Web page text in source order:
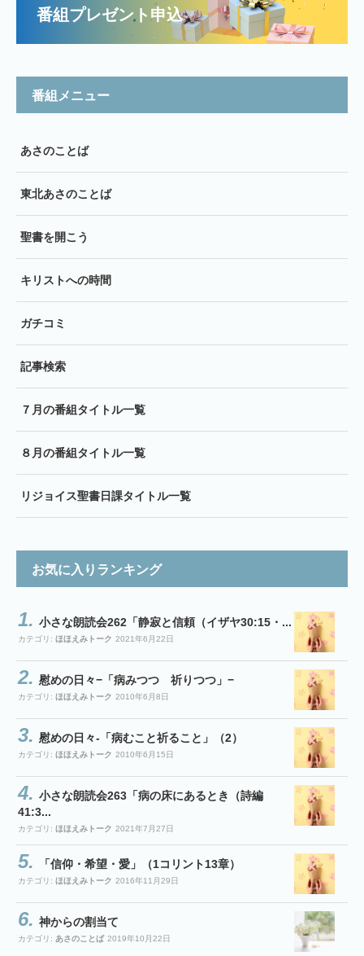
番組プレゼント申込
番組メニュー
あさのことば
東北あさのことば
聖書を開こう
キリストへの時間
ガチコミ
記事検索
７月の番組タイトル一覧
８月の番組タイトル一覧
リジョイス聖書日課タイトル一覧
お気に入りランキング
小さな朗読会262「静寂と信頼（イザヤ30:15・...
カテゴリ: ほほえみトーク 2021年6月22日
慰めの日々−「病みつつ 祈りつつ」−
カテゴリ: ほほえみトーク 2010年6月8日
慰めの日々-「病むこと祈ること」（2）
カテゴリ: ほほえみトーク 2010年6月15日
小さな朗読会263「病の床にあるとき（詩編
41:3...
カテゴリ: ほほえみトーク 2021年7月27日
「信仰・希望・愛」（1コリント13章）
カテゴリ: ほほえみトーク 2016年11月29日
神からの割当て
カテゴリ: あさのことば 2019年10月22日